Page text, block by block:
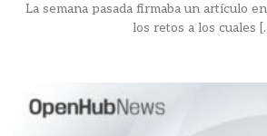
La semana pasada firmaba un artículo
los retos a los cuales